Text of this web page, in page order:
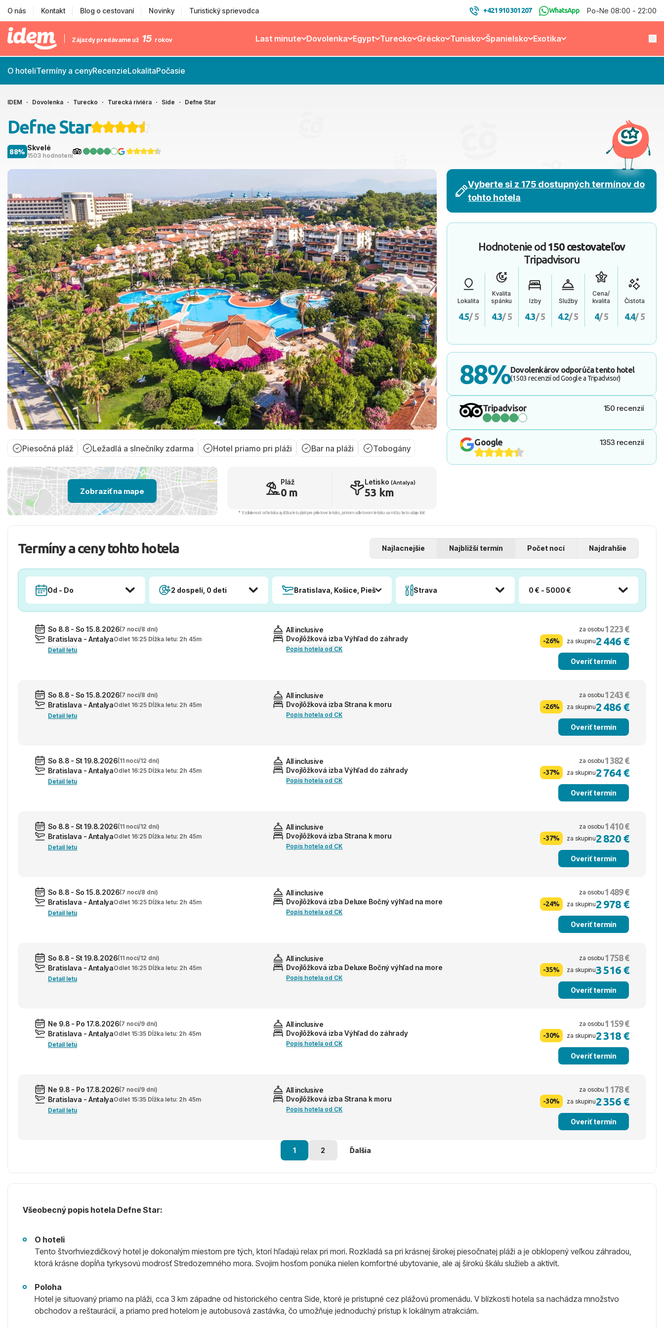
O nás Kontakt Blog o cestovaní Novinky Turistický sprievodca +421 910 301 207 WhatsApp Po-Ne 08:00 - 22:00
Zájazdy predávame už 15 rokov Last minute Dovolenka Egypt Turecko Grécko Tunisko Španielsko Exotika
O hoteliTermíny a cenyRecenzieLokalitaPočasie
IDEM Dovolenka Turecko Turecká riviéra Side Defne Star
Defne Star
Skvelé
1503 hodnotení
88%
Piesočná pláž Ležadlá a slnečníky zdarma Hotel priamo pri pláži Bar na pláži Tobogány
Vyberte si z 175 dostupných termínov do
tohto hotela
Hodnotenie od 150 cestovateľov
Tripadvisoru
Lokalita
4.5/ 5
Kvalita
spánku
4.3/ 5
Izby
4.3/ 5
Služby
4.2/ 5
Cena/
kvalita
4/ 5
Čistota
4.4/ 5
88%Dovolenkárov odporúča tento hotel
(1503 recenzií od Google a Tripadvisor)
Tripadvisor 150 recenzií
Google 1353 recenzií
Zobraziť na mape
Pláž
0 m
Letisko(Antalya)
53 km
* Vzdialenosť od letiska aj dľžka letu platí pre príletové letisko, pri inom odletovom letisku sa môžu tieto údaje líšiť.
Termíny a ceny tohto hotela Najlacnejšie Najbližší termín Počet nocí Najdrahšie
Od - Do 2 dospelí, 0 deti Bratislava, Košice, Piešťany, PopradStrava 0 € - 5000 €
So 8.8 - So 15.8.2026(7 nocí/8 dní)
Bratislava - AntalyaOdlet 16:25 Dĺžka letu: 2h 45m
Detail letu
All inclusive
Dvojlôžková izba Výhľad do záhrady
Popis hotela od CK
za osobu 1 223 €
-26% za skupinu2 446 €
Overiť termín
So 8.8 - So 15.8.2026(7 nocí/8 dní)
Bratislava - AntalyaOdlet 16:25 Dĺžka letu: 2h 45m
Detail letu
All inclusive
Dvojlôžková izba Strana k moru
Popis hotela od CK
za osobu 1 243 €
-26% za skupinu2 486 €
Overiť termín
So 8.8 - St 19.8.2026(11 nocí/12 dní)
Bratislava - AntalyaOdlet 16:25 Dĺžka letu: 2h 45m
Detail letu
All inclusive
Dvojlôžková izba Výhľad do záhrady
Popis hotela od CK
za osobu 1 382 €
-37% za skupinu2 764 €
Overiť termín
So 8.8 - St 19.8.2026(11 nocí/12 dní)
Bratislava - AntalyaOdlet 16:25 Dĺžka letu: 2h 45m
Detail letu
All inclusive
Dvojlôžková izba Strana k moru
Popis hotela od CK
za osobu 1 410 €
-37% za skupinu2 820 €
Overiť termín
So 8.8 - So 15.8.2026(7 nocí/8 dní)
Bratislava - AntalyaOdlet 16:25 Dĺžka letu: 2h 45m
Detail letu
All inclusive
Dvojlôžková izba Deluxe Bočný výhľad na more
Popis hotela od CK
za osobu 1 489 €
-24% za skupinu2 978 €
Overiť termín
So 8.8 - St 19.8.2026(11 nocí/12 dní)
Bratislava - AntalyaOdlet 16:25 Dĺžka letu: 2h 45m
Detail letu
All inclusive
Dvojlôžková izba Deluxe Bočný výhľad na more
Popis hotela od CK
za osobu 1 758 €
-35% za skupinu3 516 €
Overiť termín
Ne 9.8 - Po 17.8.2026(7 nocí/9 dní)
Bratislava - AntalyaOdlet 15:35 Dĺžka letu: 2h 45m
Detail letu
All inclusive
Dvojlôžková izba Výhľad do záhrady
Popis hotela od CK
za osobu 1 159 €
-30% za skupinu2 318 €
Overiť termín
Ne 9.8 - Po 17.8.2026(7 nocí/9 dní)
Bratislava - AntalyaOdlet 15:35 Dĺžka letu: 2h 45m
Detail letu
All inclusive
Dvojlôžková izba Strana k moru
Popis hotela od CK
za osobu 1 178 €
-30% za skupinu2 356 €
Overiť termín
1 2 Ďalšia
Všeobecný popis hotela Defne Star:
O hoteli
Tento štvorhviezdičkový hotel je dokonalým miestom pre tých, ktorí hľadajú relax pri mori. Rozkladá sa pri krásnej širokej piesočnatej pláži a je obklopený veľkou záhradou,
ktorá krásne dopĺňa tyrkysovú modrosť Stredozemného mora. Svojim hosťom ponúka nielen komfortné ubytovanie, ale aj širokú škálu služieb a aktivít.
Poloha
Hotel je situovaný priamo na pláži, cca 3 km západne od historického centra Side, ktoré je prístupné cez plážovú promenádu. V blízkosti hotela sa nachádza množstvo
obchodov a reštaurácií, a priamo pred hotelom je autobusová zastávka, čo umožňuje jednoduchý prístup k lokálnym atrakciám.